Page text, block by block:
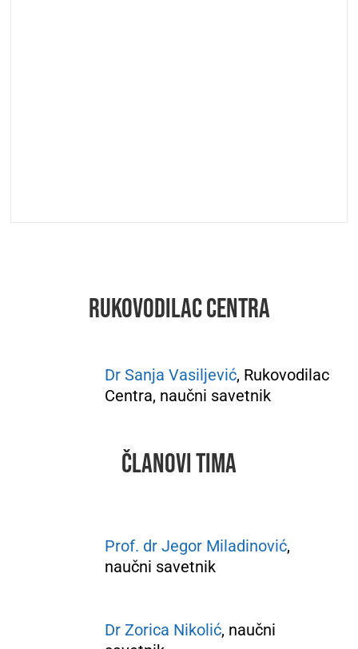
Rukovodilac centra
Dr Sanja Vasiljević, Rukovodilac
Centra, naučni savetnik
Članovi tima
Prof. dr Jegor Miladinović,
naučni savetnik
Dr Zorica Nikolić, naučni